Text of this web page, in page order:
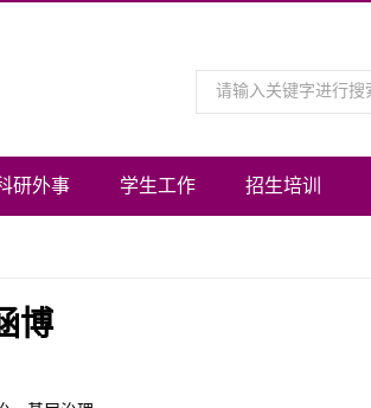
研外事 学生工作 招生培训
博